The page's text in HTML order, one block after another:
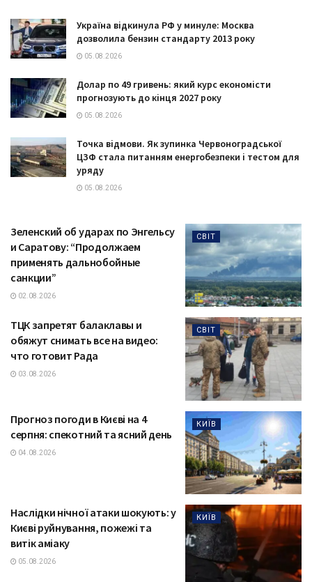
Україна відкинула РФ у минуле: Москва
дозволила бензин стандарту 2013 року
05.08.2026
Долар по 49 гривень: який курс економісти
прогнозують до кінця 2027 року
05.08.2026
Точка відмови. Як зупинка Червоноградської
ЦЗФ стала питанням енергобезпеки і тестом для
уряду
05.08.2026
СВІТ
Зеленский об ударах по Энгельсу
и Саратову: “Продолжаем
применять дальнобойные
санкции”
02.08.2026
СВІТ
ТЦК запретят балаклавы и
обяжут снимать все на видео:
что готовит Рада
03.08.2026
КИЇВ
Прогноз погоди в Києві на 4
серпня: спекотний та ясний день
04.08.2026
КИЇВ
Наслідки нічної атаки шокують: у
Києві руйнування, пожежі та
витік аміаку
05.08.2026